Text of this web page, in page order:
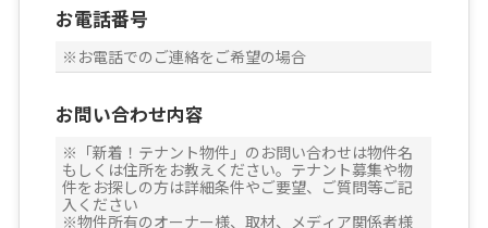
お電話番号
お問い合わせ内容